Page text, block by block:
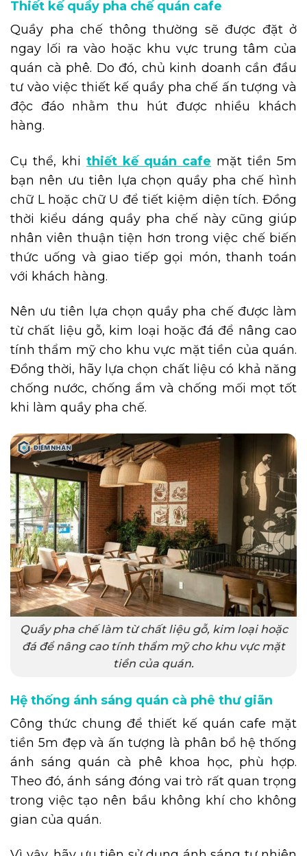
Thiết kế quầy pha chế quán cafe
Quầy pha chế thông thường sẽ được đặt ở
ngay lối ra vào hoặc khu vực trung tâm của
quán cà phê. Do đó, chủ kinh doanh cần đầu
tư vào việc thiết kế quầy pha chế ấn tượng và
độc đáo nhằm thu hút được nhiều khách
hàng.
Cụ thể, khi thiết kế quán cafe mặt tiền 5m
bạn nên ưu tiên lựa chọn quầy pha chế hình
chữ L hoặc chữ U để tiết kiệm diện tích. Đồng
thời kiểu dáng quầy pha chế này cũng giúp
nhân viên thuận tiện hơn trong việc chế biến
thức uống và giao tiếp gọi món, thanh toán
với khách hàng.
Nên ưu tiên lựa chọn quầy pha chế được làm
từ chất liệu gỗ, kim loại hoặc đá để nâng cao
tính thẩm mỹ cho khu vực mặt tiền của quán.
Đồng thời, hãy lựa chọn chất liệu có khả năng
chống nước, chống ẩm và chống mối mọt tốt
khi làm quầy pha chế.
Quầy pha chế làm từ chất liệu gỗ, kim loại hoặc
đá để nâng cao tính thẩm mỹ cho khu vực mặt
tiền của quán.
Hệ thống ánh sáng quán cà phê thư giãn
Công thức chung để thiết kế quán cafe mặt
tiền 5m đẹp và ấn tượng là phân bổ hệ thống
ánh sáng quán cà phê khoa học, phù hợp.
Theo đó, ánh sáng đóng vai trò rất quan trọng
trong việc tạo nên bầu không khí cho không
gian của quán.